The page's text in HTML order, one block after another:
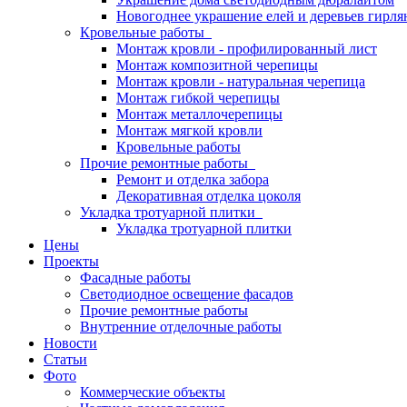
Новогоднее украшение елей и деревьев
Кровельные работы
Монтаж кровли - профилированный лист
Монтаж композитной черепицы
Монтаж кровли - натуральная черепица
Монтаж гибкой черепицы
Монтаж металлочерепицы
Монтаж мягкой кровли
Кровельные работы
Прочие ремонтные работы
Ремонт и отделка забора
Декоративная отделка цоколя
Укладка тротуарной плитки
Укладка тротуарной плитки
Цены
Проекты
Фасадные работы
Светодиодное освещение фасадов
Прочие ремонтные работы
Внутренние отделочные работы
Новости
Статьи
Фото
Коммерческие объекты